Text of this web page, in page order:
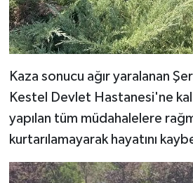
Kaza sonucu ağır yaralanan
Kestel Devlet Hastanesi'ne
yapılan tüm müdahalelere
kurtarılamayarak hayatını